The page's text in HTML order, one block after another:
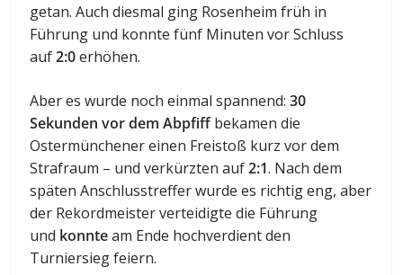
getan. Auch diesmal ging Rosenheim früh in
Führung und konnte fünf Minuten vor Schluss
auf2:0erhöhen.
Aber es wurde noch einmal spannend:30
Sekunden vor dem Abpfiffbekamen die
Ostermünchener einen Freistoß kurz vor dem
Strafraum – und verkürzten auf2:1. Nach dem
späten Anschlusstreffer wurde es richtig eng, aber
der Rekordmeister verteidigte die Führung
und konnteam Ende hochverdient den
Turniersieg feiern.